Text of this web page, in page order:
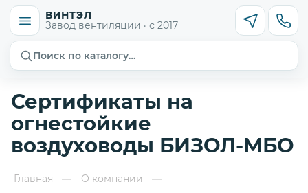
ВИНТЭЛ
Завод вентиляции · с 2017
Поиск по каталогу…
Сертификаты на
огнестойкие
воздуховоды БИЗОЛ-МБО
Главная — О компании —